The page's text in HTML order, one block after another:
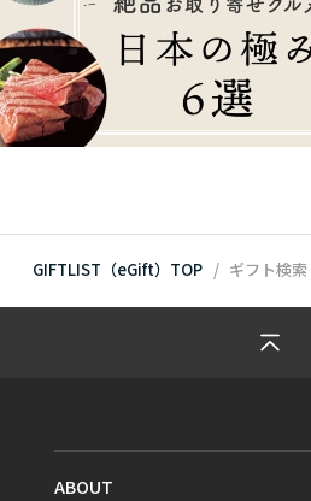
GIFTLIST（eGift）TOP ギフト検索
ABOUT